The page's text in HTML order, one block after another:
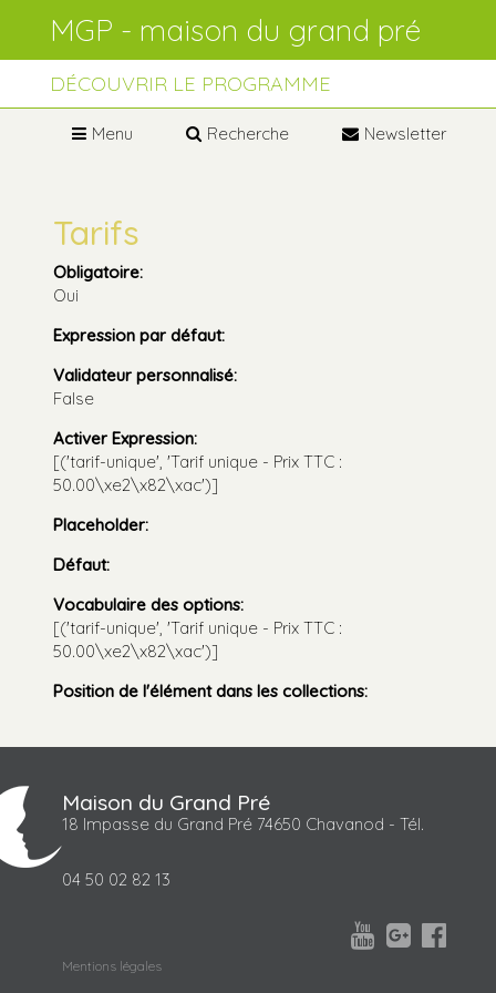
Aller
navigation
personnels
DÉCOUVRIR LE PROGRAMME
Menu Recherche Newsletter
Tarifs
Obligatoire:
Oui
Expression par défaut:
Validateur personnalisé:
False
Activer Expression:
[('tarif-unique', 'Tarif unique - Prix TTC :
50.00\xe2\x82\xac')]
Placeholder:
Défaut:
Vocabulaire des options:
[('tarif-unique', 'Tarif unique - Prix TTC :
50.00\xe2\x82\xac')]
Position de l'élément dans les collections:
Maison du Grand Pré
18 Impasse du Grand Pré 74650 Chavanod - Tél.
04 50 02 82 13



Mentions légales